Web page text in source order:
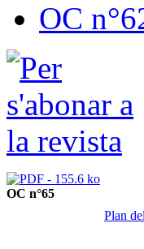
OC
OC n°65
Plan